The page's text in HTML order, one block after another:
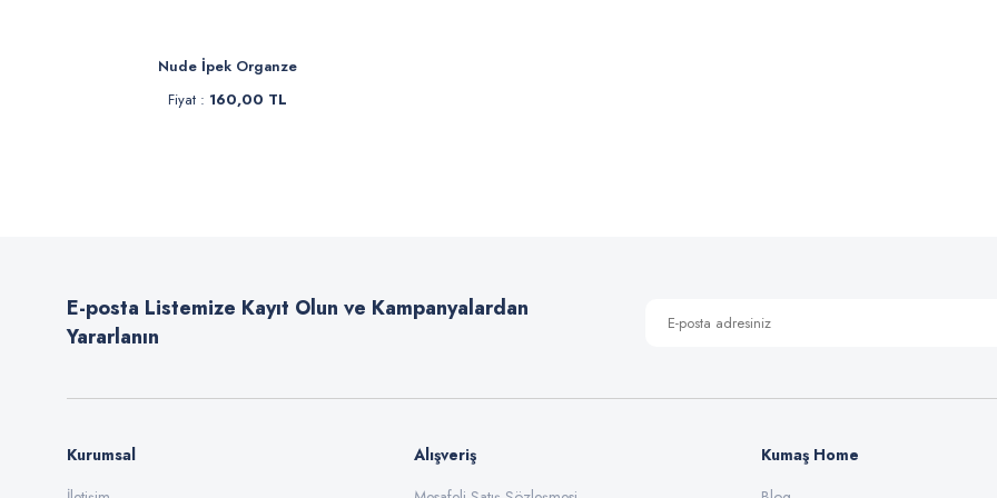
Nude İpek Organze
Fiyat : 160,00 TL
E-posta Listemize Kayıt Olun ve Kampanyalardan
Yararlanın
Kurumsal
Alışveriş
Kumaş Home